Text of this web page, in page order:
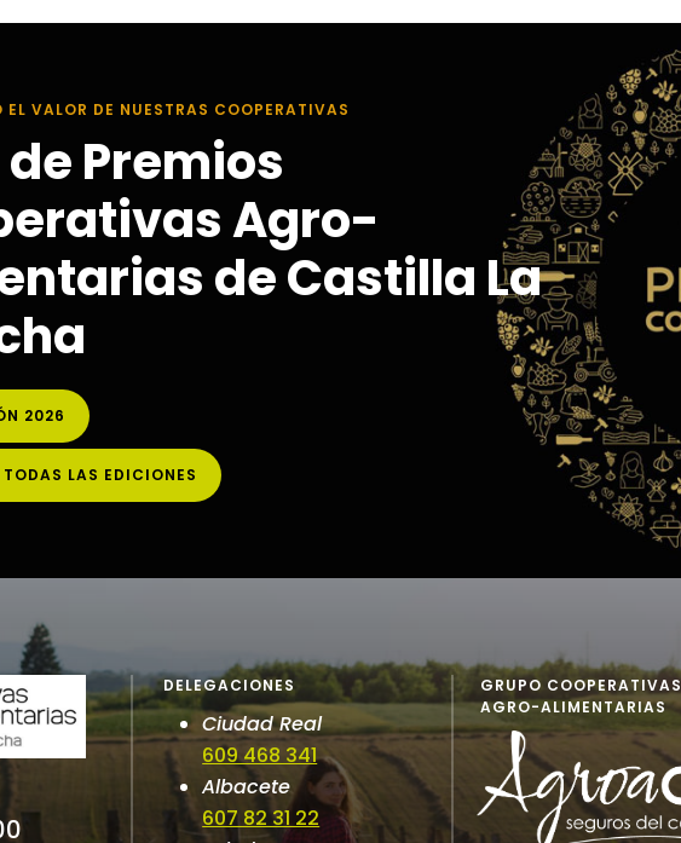
EL VALOR DE NUESTRAS COOPERATIVAS
Premios
Agro-
de Castilla La
2026
TODAS LAS EDICIONES
DELEGACIONES
Ciudad Real
609 468 341
Albacete
607 82 31 22
GRUPO COOPERATIVAS
AGRO-ALIMENTARIAS